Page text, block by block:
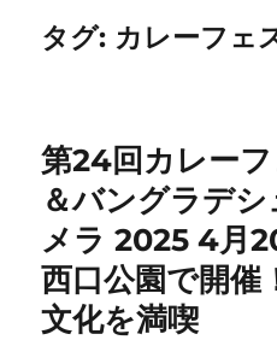
タグ: カレーフェ
第24回カレー
＆バングラデ
メラ 2025 4月
西口公園で開催
文化を満喫